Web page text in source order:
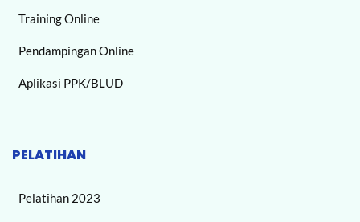
Training Online
Pendampingan Online
Aplikasi PPK/BLUD
PELATIHAN
Pelatihan 2023